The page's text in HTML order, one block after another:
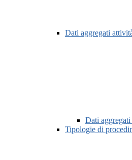
Dati aggregati
Dati
Tipologie di